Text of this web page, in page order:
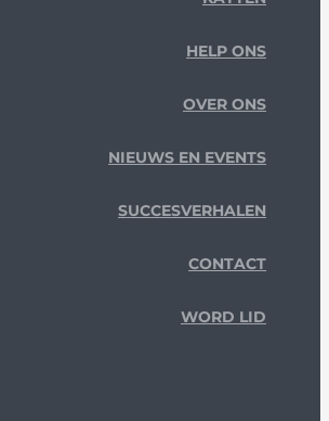
HELP ONS
OVER ONS
NIEUWS EN EVENTS
SUCCESVERHALEN
CONTACT
WORD LID